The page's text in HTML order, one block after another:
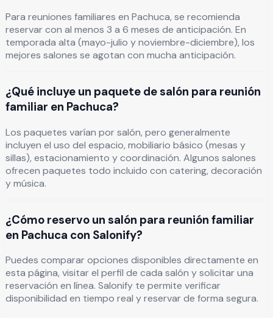
Para reuniones familiares en Pachuca, se recomienda
reservar con al menos 3 a 6 meses de anticipación. En
temporada alta (mayo-julio y noviembre-diciembre), los
mejores salones se agotan con mucha anticipación.
¿Qué incluye un paquete de salón para reunión
familiar en Pachuca?
Los paquetes varían por salón, pero generalmente
incluyen el uso del espacio, mobiliario básico (mesas y
sillas), estacionamiento y coordinación. Algunos salones
ofrecen paquetes todo incluido con catering, decoración
y música.
¿Cómo reservo un salón para reunión familiar
en Pachuca con Salonify?
Puedes comparar opciones disponibles directamente en
esta página, visitar el perfil de cada salón y solicitar una
reservación en línea. Salonify te permite verificar
disponibilidad en tiempo real y reservar de forma segura.